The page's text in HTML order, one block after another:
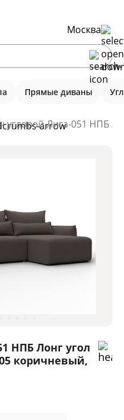
Москва
Прямые диваны
угловой Лига-051 НПБ
НПБ Лонг угол
коричневый,